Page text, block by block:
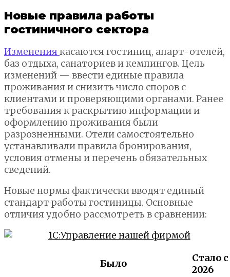
Новые правила работы
гостиничного сектора
Изменения касаются гостиниц, апарт-отелей,
баз отдыха, санаториев и кемпингов. Цель
изменений — ввести единые правила
проживания и снизить число споров с
клиентами и проверяющими органами. Ранее
требования к раскрытию информации и
оформлению проживания были
разрозненными. Отели самостоятельно
устанавливали правила бронирования,
условия отмены и перечень обязательных
сведений.
Новые нормы фактически вводят единый
стандарт работы гостиницы. Основные
отличия удобно рассмотреть в сравнении:
Было
Стало
2026